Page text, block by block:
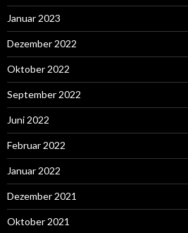
Januar 2023
Dezember 2022
Oktober 2022
September 2022
Juni 2022
Februar 2022
Januar 2022
Dezember 2021
Oktober 2021